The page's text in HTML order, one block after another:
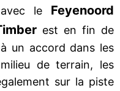
le Feyenoord
est en fin de
un accord dans les
de terrain, les
sur la piste